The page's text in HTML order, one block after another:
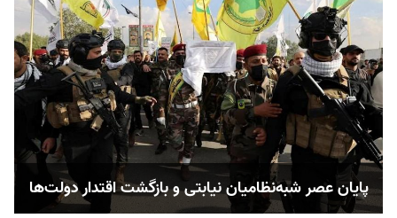
پایان عصر شبه‌نظامیان نیابتی و بازگشت اقتدار دولت‌ها